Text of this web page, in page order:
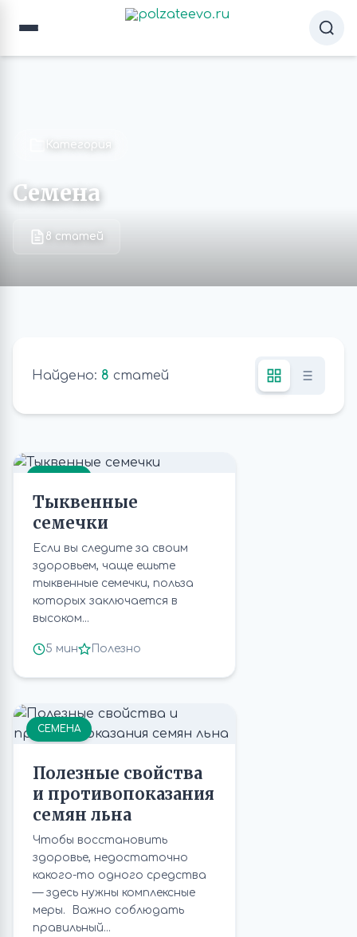
Категория
Семена
8 статей
Найдено: 8 статей
Тыквенные
семечки
Если вы следите за своим
здоровьем, чаще ешьте
тыквенные семечки, польза
которых заключается в
высоком...
5 мин Полезно
СЕМЕНА
Полезные свойства
и противопоказания
семян льна
Чтобы восстановить
здоровье, недостаточно
какого-то одного средства
— здесь нужны комплексные
меры. Важно соблюдать
правильный...